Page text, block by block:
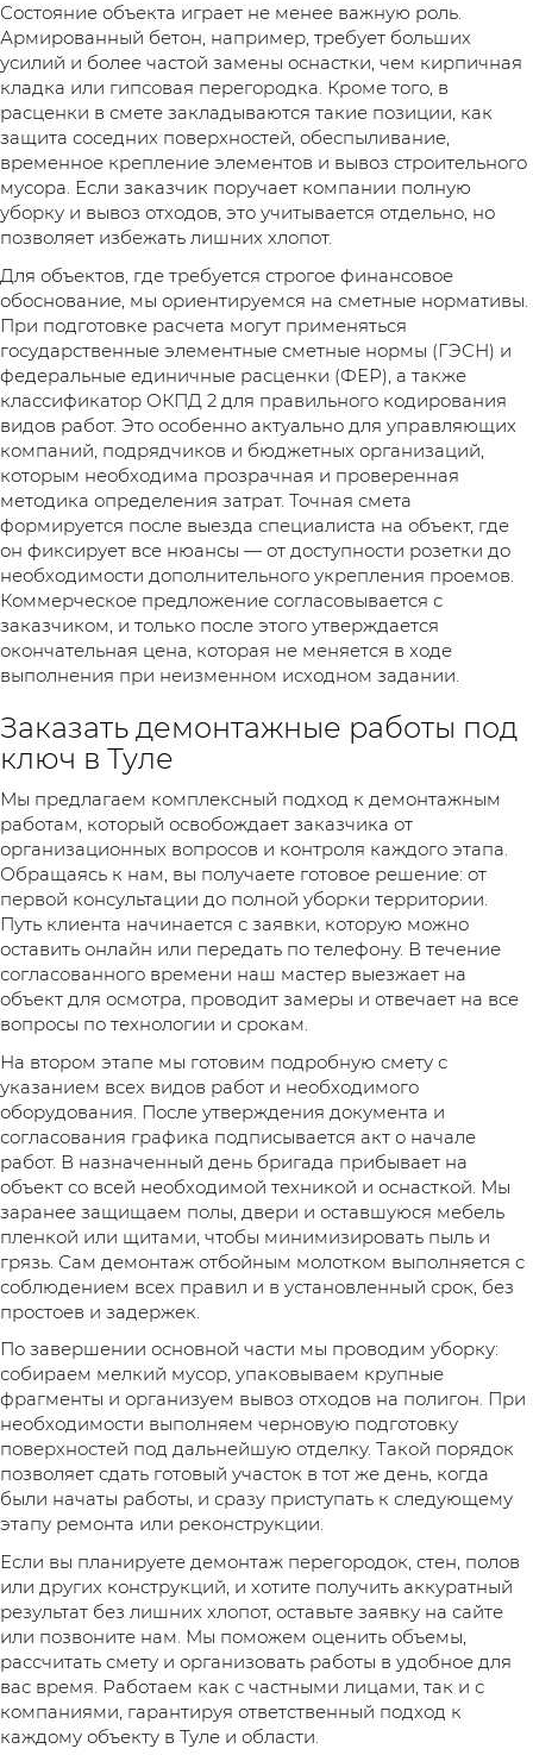
Состояние объекта играет не менее важную роль.
Армированный бетон, например, требует больших
усилий и более частой замены оснастки, чем кирпичная
кладка или гипсовая перегородка. Кроме того, в
расценки в смете закладываются такие позиции, как
защита соседних поверхностей, обеспыливание,
временное крепление элементов и вывоз строительного
мусора. Если заказчик поручает компании полную
уборку и вывоз отходов, это учитывается отдельно, но
позволяет избежать лишних хлопот.
Для объектов, где требуется строгое финансовое
обоснование, мы ориентируемся на сметные нормативы.
При подготовке расчета могут применяться
государственные элементные сметные нормы (ГЭСН) и
федеральные единичные расценки (ФЕР), а также
классификатор ОКПД 2 для правильного кодирования
видов работ. Это особенно актуально для управляющих
компаний, подрядчиков и бюджетных организаций,
которым необходима прозрачная и проверенная
методика определения затрат. Точная смета
формируется после выезда специалиста на объект, где
он фиксирует все нюансы — от доступности розетки до
необходимости дополнительного укрепления проемов.
Коммерческое предложение согласовывается с
заказчиком, и только после этого утверждается
окончательная цена, которая не меняется в ходе
выполнения при неизменном исходном задании.
Заказать демонтажные работы под
ключ в Туле
Мы предлагаем комплексный подход к демонтажным
работам, который освобождает заказчика от
организационных вопросов и контроля каждого этапа.
Обращаясь к нам, вы получаете готовое решение: от
первой консультации до полной уборки территории.
Путь клиента начинается с заявки, которую можно
оставить онлайн или передать по телефону. В течение
согласованного времени наш мастер выезжает на
объект для осмотра, проводит замеры и отвечает на все
вопросы по технологии и срокам.
На втором этапе мы готовим подробную смету с
указанием всех видов работ и необходимого
оборудования. После утверждения документа и
согласования графика подписывается акт о начале
работ. В назначенный день бригада прибывает на
объект со всей необходимой техникой и оснасткой. Мы
заранее защищаем полы, двери и оставшуюся мебель
пленкой или щитами, чтобы минимизировать пыль и
грязь. Сам демонтаж отбойным молотком выполняется с
соблюдением всех правил и в установленный срок, без
простоев и задержек.
По завершении основной части мы проводим уборку:
собираем мелкий мусор, упаковываем крупные
фрагменты и организуем вывоз отходов на полигон. При
необходимости выполняем черновую подготовку
поверхностей под дальнейшую отделку. Такой порядок
позволяет сдать готовый участок в тот же день, когда
были начаты работы, и сразу приступать к следующему
этапу ремонта или реконструкции.
Если вы планируете демонтаж перегородок, стен, полов
или других конструкций, и хотите получить аккуратный
результат без лишних хлопот, оставьте заявку на сайте
или позвоните нам. Мы поможем оценить объемы,
рассчитать смету и организовать работы в удобное для
вас время. Работаем как с частными лицами, так и с
компаниями, гарантируя ответственный подход к
каждому объекту в Туле и области.